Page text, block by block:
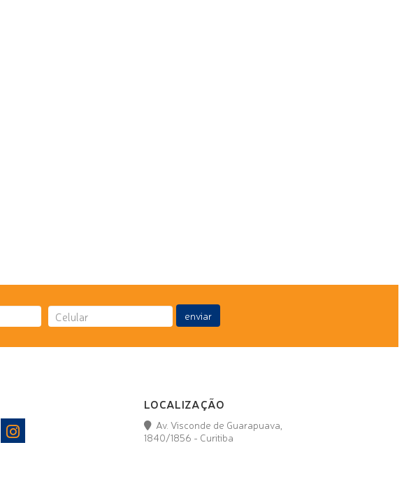
enviar
LOCALIZAÇÃO
Av. Visconde de Guarapuava,
1840/1856 - Curitiba